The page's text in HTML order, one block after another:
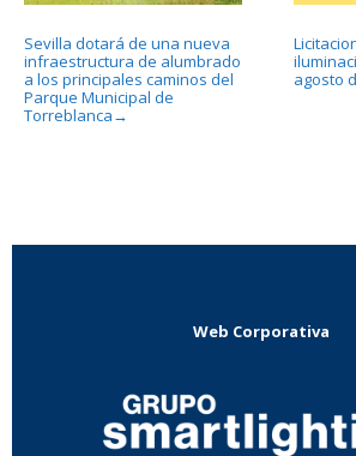
Sevilla dotará de una nueva
infraestructura de alumbrado
a los principales caminos del
Parque Municipal de
Torreblanca →
agosto
Web Corporativa